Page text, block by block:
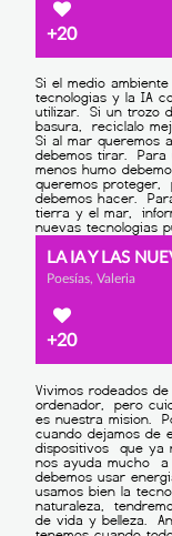
+20
Poesías, Valeria
+20